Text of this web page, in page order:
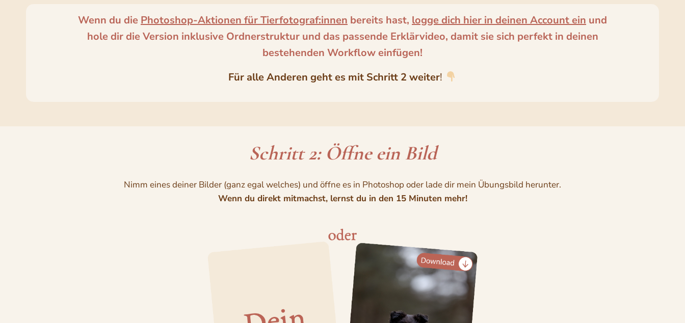
Wenn du die Photoshop-Aktionen für Tierfotograf:innen bereits hast, logge dich hier in deinen Account ein und
hole dir die Version inklusive Ordnerstruktur und das passende Erklärvideo, damit sie sich perfekt in deinen
bestehenden Workflow einfügen!
Für alle Anderen geht es mit Schritt 2 weiter!
Schritt 2: Öffne ein Bild
Nimm eines deiner Bilder (ganz egal welches) und öffne es in Photoshop oder lade dir mein Übungsbild herunter.
Wenn du direkt mitmachst, lernst du in den 15 Minuten mehr!